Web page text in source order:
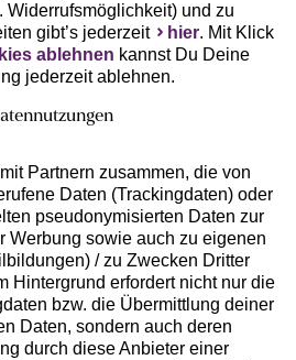
Widerrufsmöglichkeit) und zu
gibt’s jederzeit
hier. Mit Klick
ablehnen kannst Du Deine
jederzeit ablehnen.
Partnern zusammen, die von
Daten (Trackingdaten) oder
pseudonymisierten Daten zur
Werbung sowie auch zu eigenen
/ zu Zwecken Dritter
Hintergrund erfordert nicht nur die
bzw. die Übermittlung deiner
Daten, sondern auch deren
durch diese Anbieter einer